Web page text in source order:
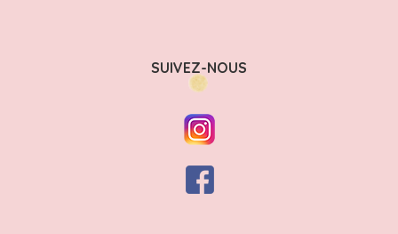
SUIVEZ-NOUS